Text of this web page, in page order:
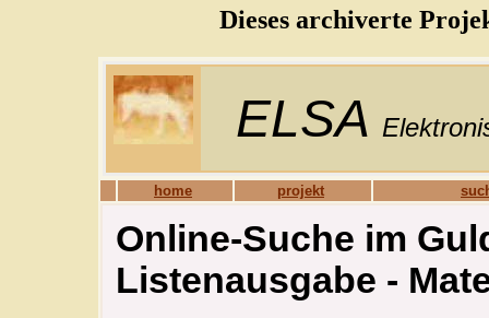
Dieses archiverte
ELSA
home projekt
Online-Suche im
Listenausgabe -